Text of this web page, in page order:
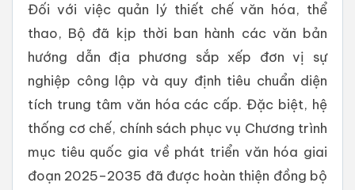
Đối với việc quản lý thiết chế văn hóa, thể
thao, Bộ đã kịp thời ban hành các văn bản
hướng dẫn địa phương sắp xếp đơn vị sự
nghiệp công lập và quy định tiêu chuẩn diện
tích trung tâm văn hóa các cấp. Đặc biệt, hệ
thống cơ chế, chính sách phục vụ Chương trình
mục tiêu quốc gia về phát triển văn hóa giai
đoạn 2025–2035 đã được hoàn thiện đồng bộ